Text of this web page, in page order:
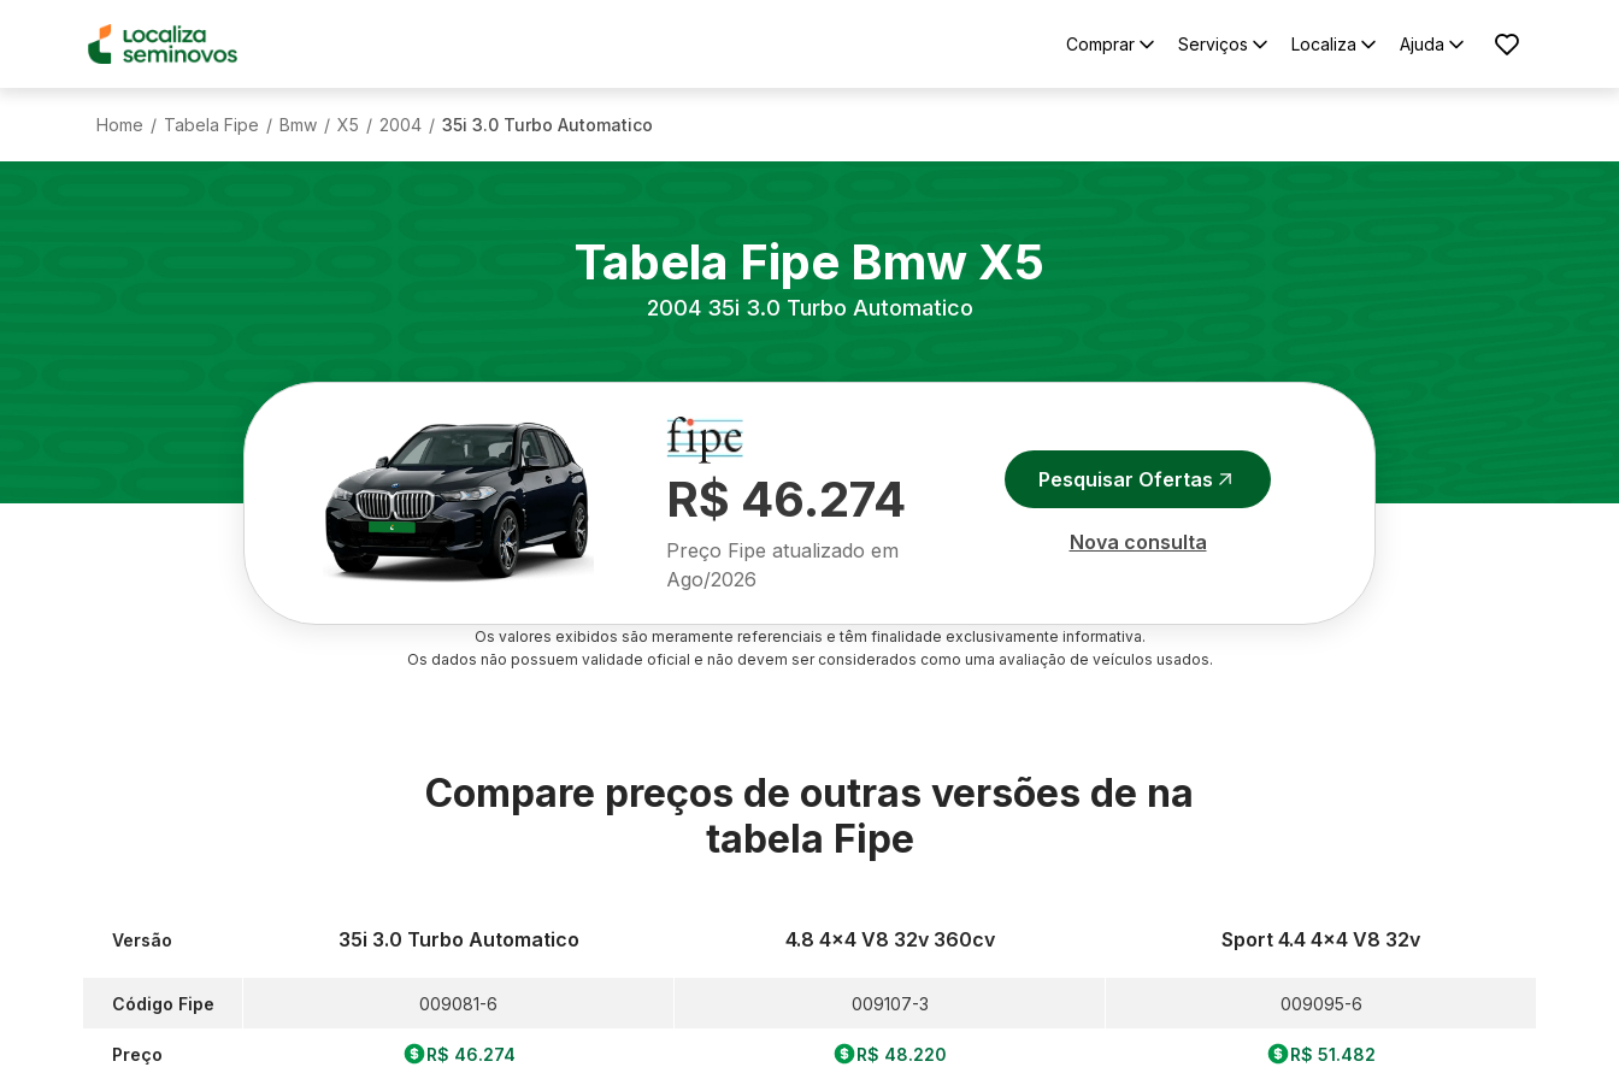
Comprar Serviços Localiza Ajuda
Home / Tabela Fipe / Bmw / X5 / 2004 / 35i 3.0 Turbo Automatico
Tabela Fipe Bmw X5
2004 35i 3.0 Turbo Automatico
R$ 46.274
Preço Fipe atualizado em
Ago/2026
Pesquisar Ofertas
Nova consulta
Os valores exibidos são meramente referenciais e têm finalidade exclusivamente informativa.
Os dados não possuem validade oficial e não devem ser considerados como uma avaliação de veículos usados.
Compare preços de outras versões de na
tabela Fipe
Versão
Código Fipe
Preço
35i 3.0 Turbo Automatico
009081-6
R$ 46.274
4.8 4x4 V8 32v 360cv
009107-3
R$ 48.220
Sport 4.4 4x4 V8 32v
009095-6
R$ 51.482